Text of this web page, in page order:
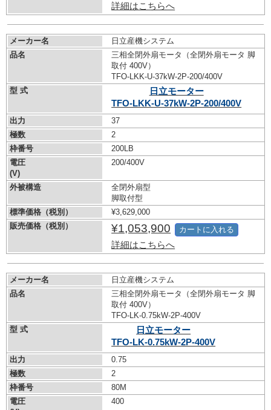
詳細はこちらへ
メーカー名
日立産機システム
品名
三相全閉外扇モータ（全閉外扇モータ 脚
取付 400V）
TFO-LKK-U-37kW-2P-200/400V
型 式
日立モーター
TFO-LKK-U-37kW-2P-200/400V
出力
37
極数
2
枠番号
200LB
電圧
(V)
200/400V
外被構造
全閉外扇型
脚取付型
標準価格（税別）
¥3,629,000
販売価格（税別）
¥1,053,900
詳細はこちらへ
カートに入れる
メーカー名
日立産機システム
品名
三相全閉外扇モータ（全閉外扇モータ 脚
取付 400V）
TFO-LK-0.75kW-2P-400V
型 式
日立モーター
TFO-LK-0.75kW-2P-400V
出力
0.75
極数
2
枠番号
80M
電圧
400